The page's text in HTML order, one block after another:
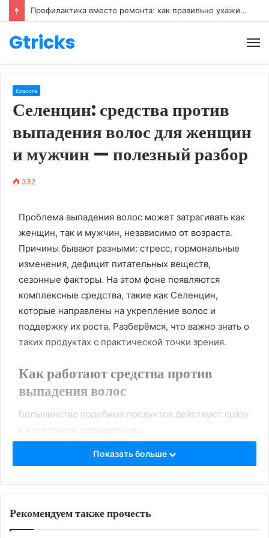
Профилактика вместо ремонта: как правильно ухаживать за обувью
Gtricks
Красота
Селенцин: средства против
выпадения волос для женщин
и мужчин — полезный разбор
332
Проблема выпадения волос может затрагивать как
женщин, так и мужчин, независимо от возраста.
Причины бывают разными: стресс, гормональные
изменения, дефицит питательных веществ,
сезонные факторы. На этом фоне появляются
комплексные средства, такие как Селенцин,
которые направлены на укрепление волос и
поддержку их роста. Разберёмся, что важно знать о
таких продуктах с практической точки зрения.
Как работают средства против
выпадения волос
Большинство подобных продуктов действуют сразу
в нескольких направлениях:
укрепляют волосяные фолликулы
стимулируют рост новых волос;
снижают ломкость и истончение
Показать больше
Рекомендуем также прочесть